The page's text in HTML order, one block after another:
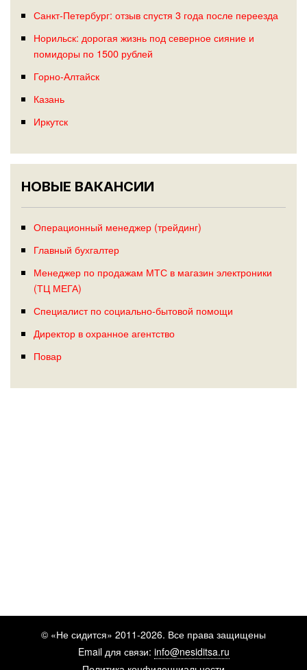
Санкт-Петербург: отзыв спустя 3 года после переезда
Норильск: дорогая жизнь под северное сияние и
помидоры по 1500 рублей
Горно-Алтайск
Казань
Иркутск
НОВЫЕ ВАКАНСИИ
Операционный менеджер (трейдинг)
Главный бухгалтер
Менеджер по продажам МТС в магазин электроники
(ТЦ МЕГА)
Специалист по социально‑бытовой помощи
Директор в охранное агентство
Повар
© «Не сидится» 2011-2026. Все права защищены
Email для связи: info@nesiditsa.ru